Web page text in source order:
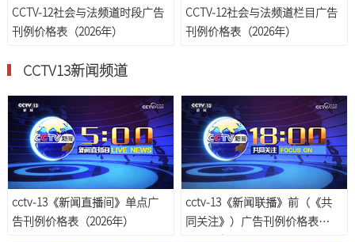
CCTV-12社会与法频道时段广告
刊例价格表（2026年）
CCTV-12社会与法频道栏目广告
刊例价格表（2026年）
CCTV13新闻频道
cctv-13《新闻直播间》单点广
告刊例价格表（2026年）
cctv-13《新闻联播》前（《共
同关注》）广告刊例价格表